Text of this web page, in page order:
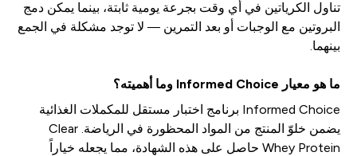
تناول الكرياتين في أي وقت بجرعة يومية ثابتة، بينما يمكن دمج
البروتين مع الوجبات أو بعد التمرين — لا توجد مشكلة في الجمع
بينهما.
ما هو معيار Informed Choice وما أهميته؟
Informed Choice برنامج اختبار مستقل للمكملات الغذائية
يضمن خلوّ المنتج من المواد المحظورة في الرياضة. Clear
Whey Protein حاصل على هذه الشهادة، مما يجعله خياراً